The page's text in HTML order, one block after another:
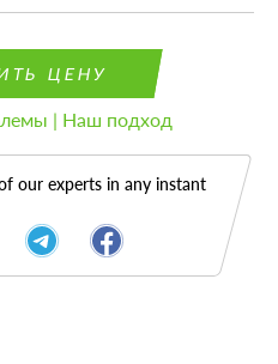
ЦЕНУ
| Наш подход
our experts in any instant